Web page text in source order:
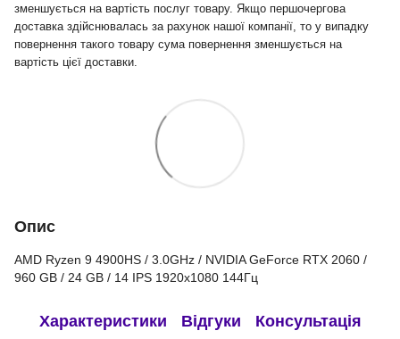
зменшується на вартість послуг товару. Якщо першочергова
доставка здійснювалась за рахунок нашої компанії, то у випадку
повернення такого товару сума повернення зменшується на
вартість цієї доставки.
Опис
AMD Ryzen 9 4900HS / 3.0GHz / NVIDIA GeForce RTX 2060 /
960 GB / 24 GB / 14 IPS 1920x1080 144Гц
Характеристики Відгуки Консультація